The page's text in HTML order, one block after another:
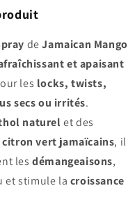
deJamaican Mango
et apaisant
les locks, twists,
secs ou irrités.
naturelet des
citron vert jamaïcains, il
lesdémangeaisons,
et stimule la croissance